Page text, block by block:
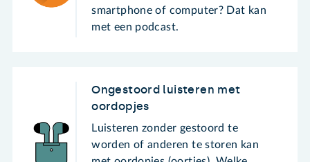
smartphone of computer? Dat kan
met een podcast.
Ongestoord luisteren met
oordopjes
Luisteren zonder gestoord te
worden of anderen te storen kan